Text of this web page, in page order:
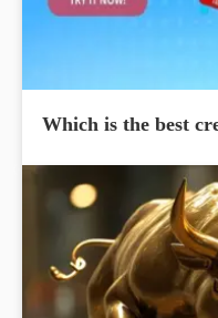
Which is the best